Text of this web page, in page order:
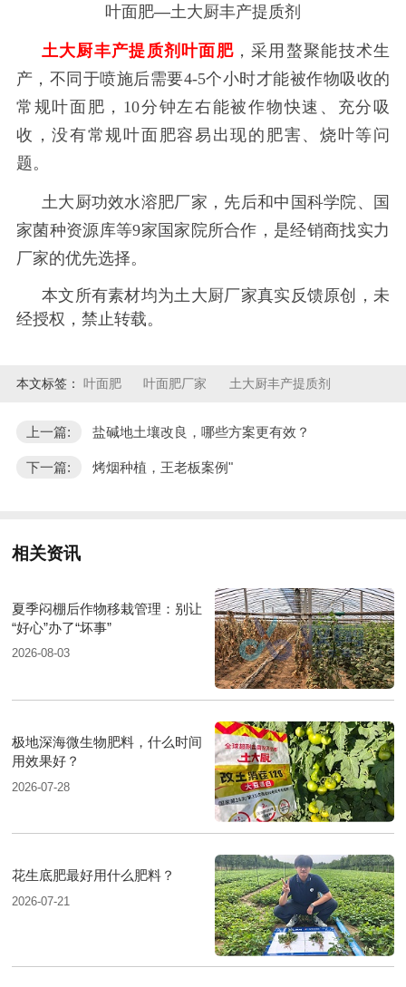
叶面肥—土大厨丰产提质剂
土大厨丰产提质剂叶面肥，采用螯聚能技术生
产，不同于喷施后需要4-5个小时才能被作物吸收的
常规叶面肥，10分钟左右能被作物快速、充分吸
收，没有常规叶面肥容易出现的肥害、烧叶等问
题。
土大厨功效水溶肥厂家，先后和中国科学院、国
家菌种资源库等9家国家院所合作，是经销商找实力
厂家的优先选择。
本文所有素材均为土大厨厂家真实反馈原创，未
经授权，禁止转载。
本文标签： 叶面肥 叶面肥厂家 土大厨丰产提质剂
上一篇: 盐碱地土壤改良，哪些方案更有效？
下一篇: 烤烟种植，王老板案例"
相关资讯
夏季闷棚后作物移栽管理：别让
“好心”办了“坏事”
2026-08-03
极地深海微生物肥料，什么时间
用效果好？
2026-07-28
花生底肥最好用什么肥料？
2026-07-21